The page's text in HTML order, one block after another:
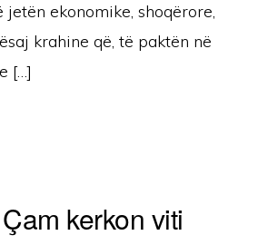
ekonomike, shoqërore,
krahine që, të paktën në
[…]
kerkon viti